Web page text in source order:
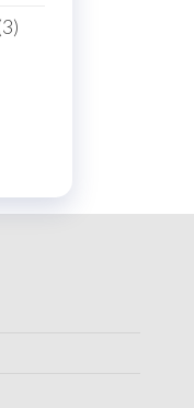
33